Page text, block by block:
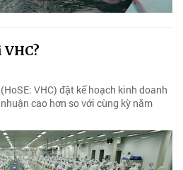
VHC) đặt kế hoạch kinh doanh
cao hơn so với cùng kỳ năm